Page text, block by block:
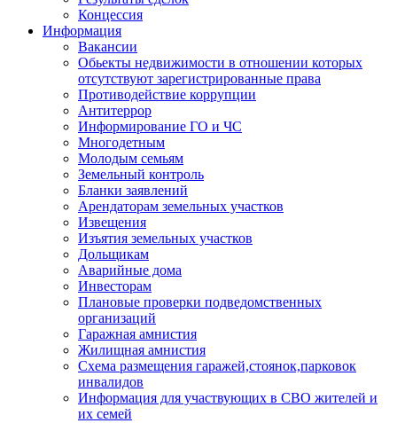
Концессия
Информация
Вакансии
Обьекты недвижимости в отношении которых
отсутствуют зарегистрированные права
Противодействие коррупции
Антитеррор
Информирование ГО и ЧС
Многодетным
Молодым семьям
Земельный контроль
Бланки заявлений
Арендаторам земельных участков
Извещения
Изъятия земельных участков
Дольщикам
Аварийные дома
Инвесторам
Плановые проверки подведомственных
организаций
Гаражная амнистия
Жилищная амнистия
Схема размещения гаражей,стоянок,парковок
инвалидов
Информация для участвующих в СВО жителей и
их семей